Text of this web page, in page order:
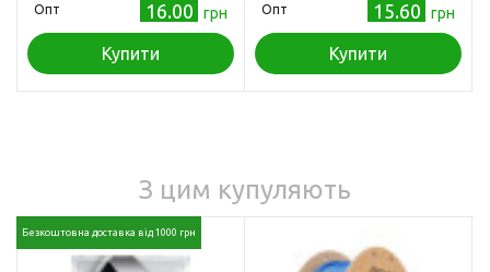
Опт 16.00 грн
Купити
Опт 15.60 грн
Купити
З цим купуляють
Безкоштовна доставка від 1000 грн